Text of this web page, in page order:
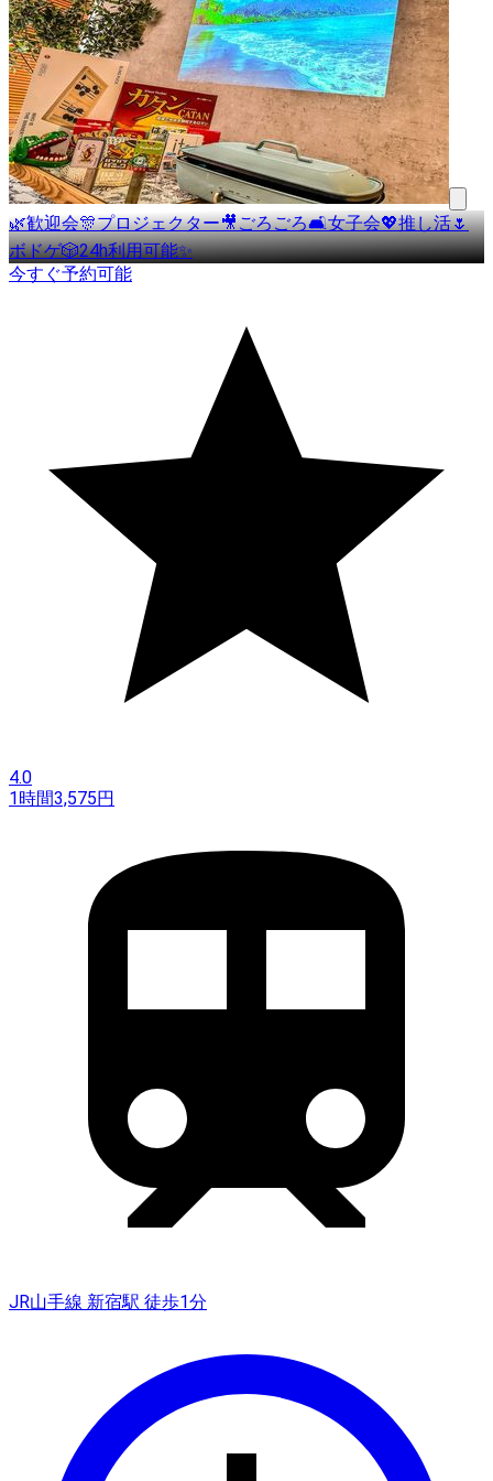
🌿歓迎会🎊プロジェクター🎥ごろごろ🛋女子会💖推し活🌷
ボドゲ🎲24h利用可能✨
今すぐ予約可能
4.0
1時間3,575円
JR山手線 新宿駅 徒歩1分